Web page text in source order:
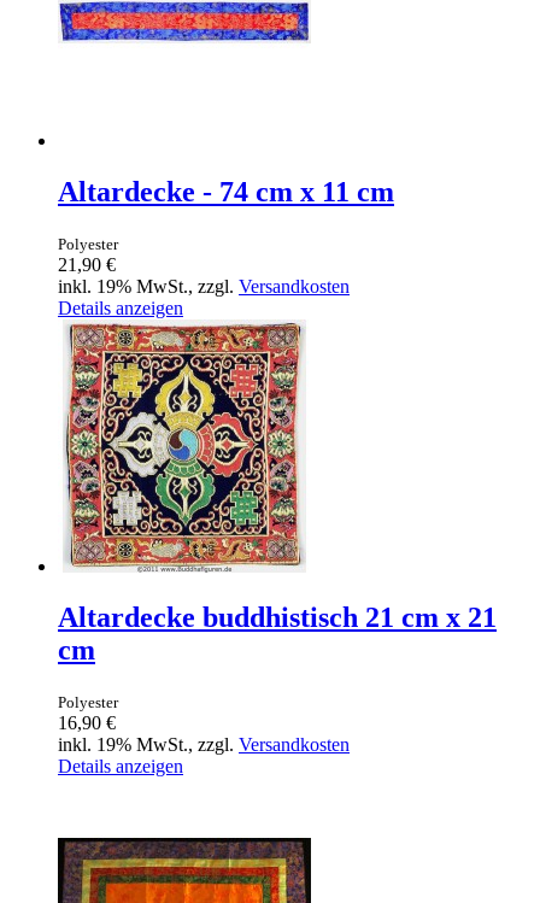
Altardecke - 74 cm x 11 cm
Polyester
21,90 €
inkl. 19% MwSt., zzgl. Versandkosten
Details anzeigen
Altardecke buddhistisch 21 cm x 21
cm
Polyester
16,90 €
inkl. 19% MwSt., zzgl. Versandkosten
Details anzeigen